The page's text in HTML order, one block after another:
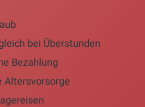
bei Überstunden
Bezahlung
Altersvorsorge